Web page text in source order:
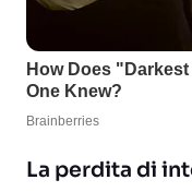
La perdita di